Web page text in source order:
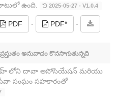
ఉంది.
2025-05-27 - V1.0.4
PDF - PDF* -
అనువాదం కొనసాగుతున్నది
లోని దావా అసోసియేషన్ మరియు
సంఘం సహకారంతో